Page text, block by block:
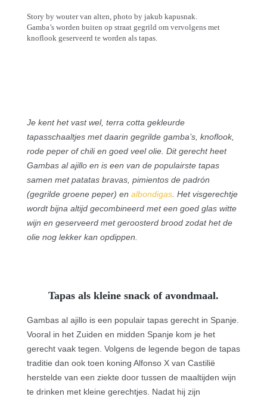
Story by wouter van alten, photo by jakub kapusnak.
Gamba’s worden buiten op straat gegrild om vervolgens met
knoflook geserveerd te worden als tapas.
Je kent het vast wel, terra cotta gekleurde
tapasschaaltjes met daarin gegrilde gamba’s, knoflook,
rode peper of chili en goed veel olie. Dit gerecht heet
Gambas al ajillo en is een van de populairste tapas
samen met patatas bravas, pimientos de padrón
(gegrilde groene peper) en albondigas . Het visgerechtje
wordt bijna altijd gecombineerd met een goed glas witte
wijn en geserveerd met geroosterd brood zodat het de
olie nog lekker kan opdippen.
Tapas als kleine snack of avondmaal.
Gambas al ajillo is een populair tapas gerecht in Spanje.
Vooral in het Zuiden en midden Spanje kom je het
gerecht vaak tegen. Volgens de legende begon de tapas
traditie dan ook toen koning Alfonso X van Castilië
herstelde van een ziekte door tussen de maaltijden wijn
te drinken met kleine gerechtjes. Nadat hij zijn